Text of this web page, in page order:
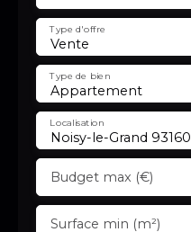
Vente
Type d'offre
Appartement
Type de bien
Noisy-le-Grand 93160
Localisation
Budget max (€)
Surface min (m²)